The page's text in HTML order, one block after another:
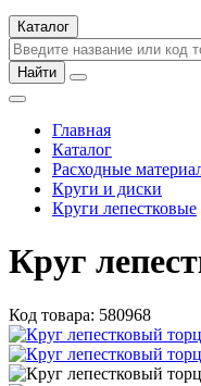
Каталог
Найти
Главная
Каталог
Расходные
Круги и диски
Круги лепестковые
Круг
Код товара: 580968